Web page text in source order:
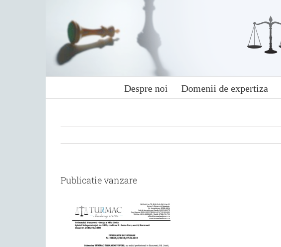
Despre noi Domenii de expertiza
Publicatie vanzare